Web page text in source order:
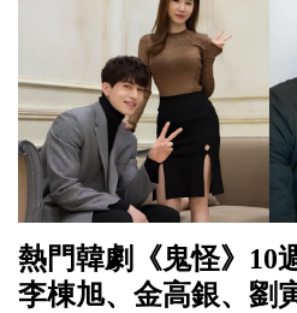
熱門韓劇《鬼怪》10
李棟旭、金高銀、劉